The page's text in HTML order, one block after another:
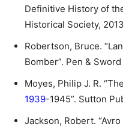
Definitive History of
Historical Society,
Robertson, Bruce.
Bomber”. Pen &
Moyes, Philip J. R.
1939-1945”. Sutton
Jackson, Robert. “Avro